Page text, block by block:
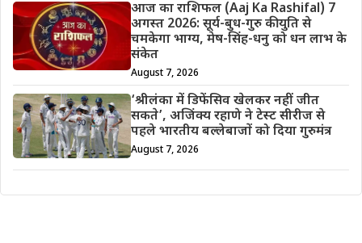
आज का राशिफल (Aaj Ka Rashifal) 7
अगस्त 2026: सूर्य-बुध-गुरु की युति से
चमकेगा भाग्य, मेष-सिंह-धनु को धन लाभ के
संकेत
August 7, 2026
‘श्रीलंका में डिफेंसिव खेलकर नहीं जीत
सकते’, अजिंक्य रहाणे ने टेस्ट सीरीज से
पहले भारतीय बल्लेबाजों को दिया गुरुमंत्र
August 7, 2026